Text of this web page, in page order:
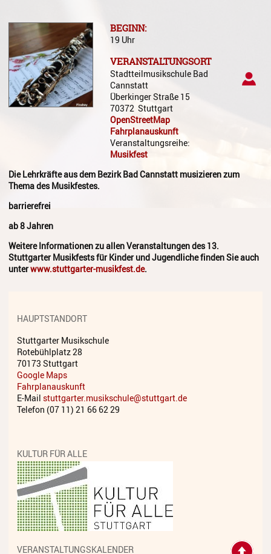
Instrumentenkarussell
Komposition
Musikproduktion, DJing und
Recording
Musiktheater - Stage
Coaching
Musiktheorie
RockPopJazz
Schlaginstrumente
Ensembles
Ermäßigungen
Fördermöglichkeiten
BEGINN:
19 Uhr
VERANSTALTUNGSORT
Stadtteilmusikschule Bad
Cannstatt
Überkinger Straße 15
70372 Stuttgart
OpenStreetMap
Fahrplanauskunft
Veranstaltungsreihe:
Musikfest
Die Lehrkräfte aus dem Bezirk Bad Cannstatt musizieren zum
Thema des Musikfestes.
barrierefrei
ab 8 Jahren
Weitere Informationen zu allen Veranstaltungen des 13.
Stuttgarter Musikfests für Kinder und Jugendliche finden Sie auch
unterwww.stuttgarter-musikfest.de.
HAUPTSTANDORT
Stuttgarter Musikschule
Rotebühlplatz 28
70173 Stuttgart
Google Maps
Fahrplanauskunft
E-Mail stuttgarter.musikschule@stuttgart.de
Telefon (07 11) 21 66 62 29
KULTUR FÜR ALLE
VERANSTALTUNGSKALENDER